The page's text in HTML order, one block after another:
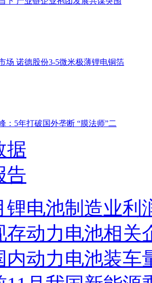
场 诺德股份3-5微米极薄锂电铜箔
：5年打破国外垄断 “膜法师”二
据
告
锂电池制造业利
存动力电池相关
内动力电池装车